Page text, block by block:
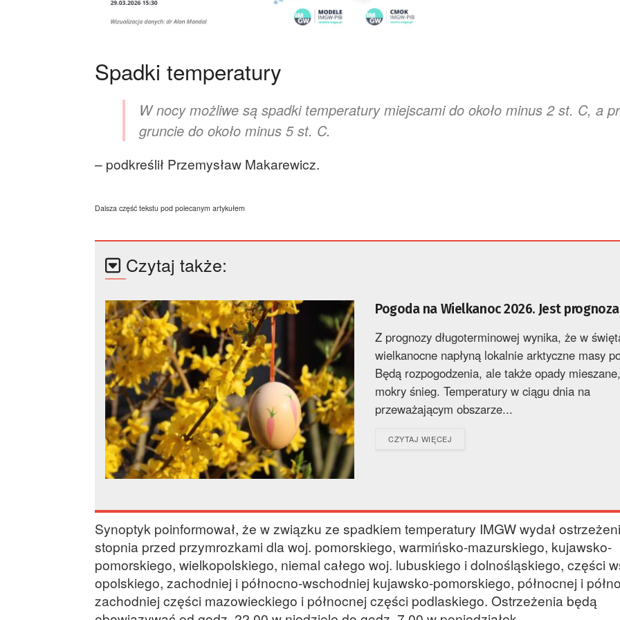
Spadki temperatury
W nocy możliwe są spadki temperatury miejscami do około minus 2 st. C, a
gruncie do około minus 5 st. C.
– podkreślił Przemysław Makarewicz.
Dalsza część tekstu pod polecanym artykułem
Czytaj także:
Pogoda na Wielkanoc 2026. Jest prognoza
Z prognozy długoterminowej wynika, że w
wielkanocne napłyną lokalnie arktyczne masy
Będą rozpogodzenia, ale także opady
mokry śnieg. Temperatury w ciągu dnia na
przeważającym obszarze...
CZYTAJ WIĘCEJ
Synoptyk poinformował, że w związku ze spadkiem temperatury IMGW wydał
stopnia przed przymrozkami dla woj. pomorskiego, warmińsko-mazurskiego, kujawsko-
pomorskiego, wielkopolskiego, niemal całego woj. lubuskiego i dolnośląskiego, części
opolskiego, zachodniej i północno-wschodniej kujawsko-pomorskiego, północnej i
zachodniej części mazowieckiego i północnej części podlaskiego. Ostrzeżenia będą